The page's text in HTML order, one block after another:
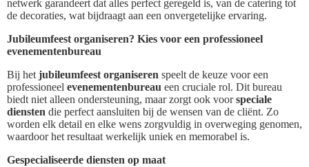
netwerk garandeert dat alles perfect geregeld is, van de catering tot
de decoraties, wat bijdraagt aan een onvergetelijke ervaring.
Jubileumfeest organiseren? Kies voor een professioneel
evenementenbureau
Bij het jubileumfeest organiseren speelt de keuze voor een
professioneel evenementenbureau een cruciale rol. Dit bureau
biedt niet alleen ondersteuning, maar zorgt ook voorspeciale
diensten die perfect aansluiten bij de wensen van de cliënt. Zo
worden elk detail en elke wens zorgvuldig in overweging genomen,
waardoor het resultaat werkelijk uniek en memorabel is.
Gespecialiseerde diensten op maat